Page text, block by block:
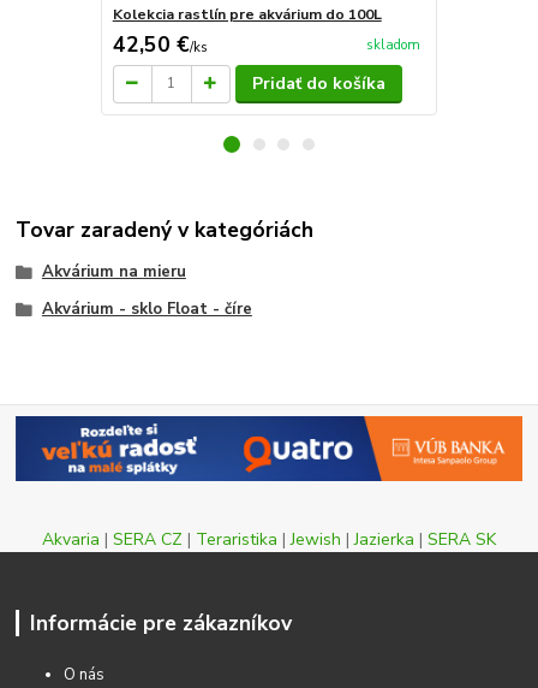
Kolekcia rastlín pre akvárium do 100L
42,50 €/ks skladom
Pridať do košíka
Tovar zaradený v kategóriách
Akvárium na mieru
Akvárium - sklo Float - číre
Akvaria | SERA CZ | Teraristika |Jewish |Jazierka | SERA SK
Informácie pre zákazníkov
O nás